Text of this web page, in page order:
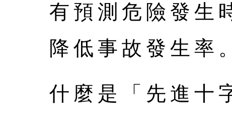
有預測危險發生
降低事故發生率。
什麼是「先進十